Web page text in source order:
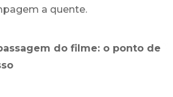
a quente.
do filme: o ponto de